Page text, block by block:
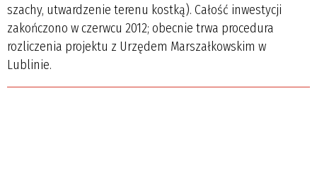
szachy, utwardzenie terenu kostką). Całość inwestycji
zakończono w czerwcu 2012; obecnie trwa procedura
rozliczenia projektu z Urzędem Marszałkowskim w
Lublinie.